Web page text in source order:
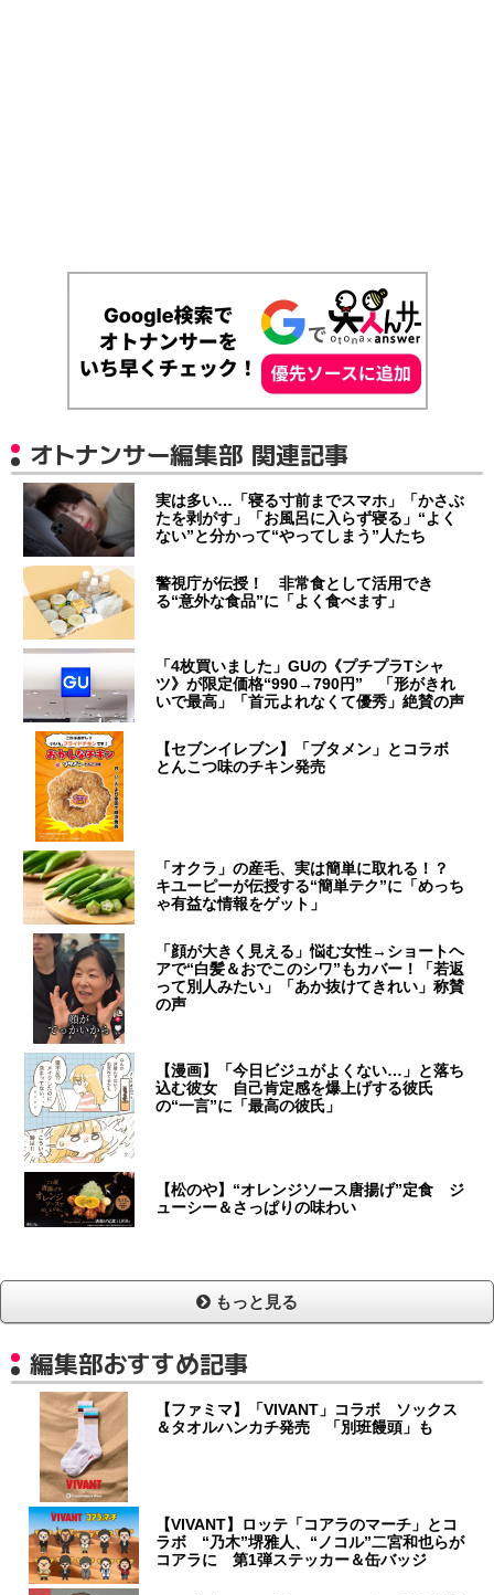
オトナンサー編集部 関連記事
実は多い…「寝る寸前までスマホ」「かさぶ
たを剥がす」「お風呂に入らず寝る」“よく
ない”と分かって“やってしまう”人たち
警視庁が伝授！ 非常食として活用でき
る“意外な食品”に「よく食べます」
「4枚買いました」GUの《プチプラTシャ
ツ》が限定価格“990→790円” 「形がきれ
いで最高」「首元よれなくて優秀」絶賛の声
【セブンイレブン】「ブタメン」とコラボ
とんこつ味のチキン発売
「オクラ」の産毛、実は簡単に取れる！？
キユーピーが伝授する“簡単テク”に「めっち
ゃ有益な情報をゲット」
「顔が大きく見える」悩む女性→ショートヘ
アで“白髪＆おでこのシワ”もカバー！「若返
って別人みたい」「あか抜けてきれい」称賛
の声
【漫画】「今日ビジュがよくない…」と落ち
込む彼女 自己肯定感を爆上げする彼氏
の“一言”に「最高の彼氏」
【松のや】“オレンジソース唐揚げ”定食 ジ
ューシー＆さっぱりの味わい
もっと見る
編集部おすすめ記事
【ファミマ】「VIVANT」コラボ ソックス
＆タオルハンカチ発売 「別班饅頭」も
【VIVANT】ロッテ「コアラのマーチ」とコ
ラボ “乃木”堺雅人、“ノコル”二宮和也らが
コアラに 第1弾ステッカー＆缶バッジ